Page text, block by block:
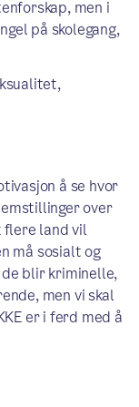
men i
på skolegang,
å se hvor
over
flere land vil
må sosialt og
blir kriminelle,
men vi skal
er i ferd med å